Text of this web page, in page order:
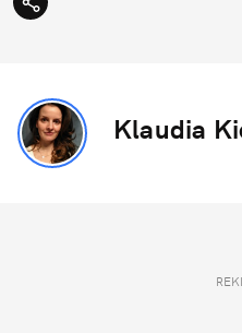
Klaudia